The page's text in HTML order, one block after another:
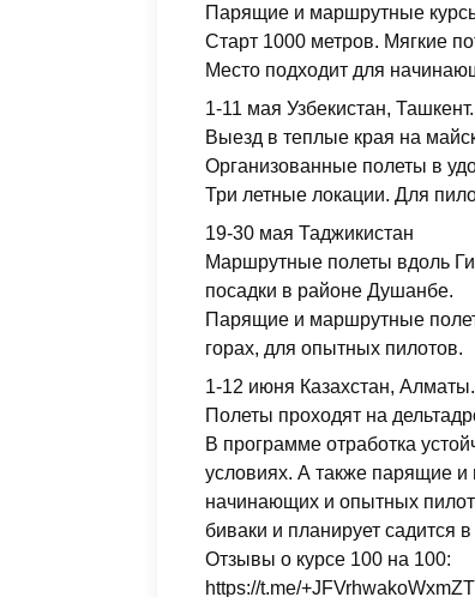
Парящие и маршрутные
Старт 1000 метров. Мягкие
Место подходит для
1-11 мая Узбекистан, Ташкент.
Выезд в теплые края на
Организованные полеты в
Три летные локации. Для
19-30 мая Таджикистан
Маршрутные полеты вдоль
посадки в районе Душанбе.
Парящие и маршрутные
горах, для опытных пилотов.
1-12 июня Казахстан,
Полеты проходят на
В программе отработка
условиях. А также парящие
начинающих и опытных
биваки и планирует садится
Отзывы о курсе 100 на 100:
https://t.me/